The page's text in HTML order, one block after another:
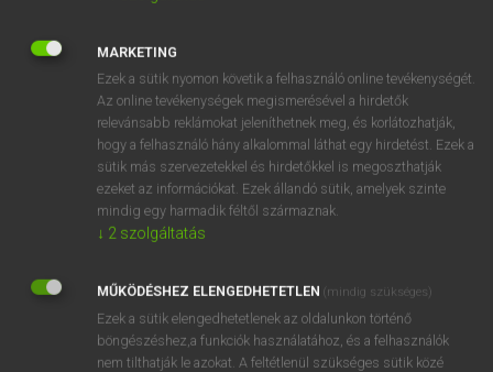
SZOTAR.NET APPLIKÁCIÓ
MICROSOFT OFFICE BŐVÍTMÉNY
BEÉPÜLŐ SZÓTÁRMODUL
ONLINE NYELVVIZSGA
EGYÉNI FELHASZNÁLÓKNAK
TANULÓKNAK
OKTATÁSI INTÉZMÉNYEKNEK
MARKETING
Ezek a sütik nyomon követik a felhasználó online tevékenységét.
Az online tevékenységek megismerésével a hirdetők
relevánsabb reklámokat jeleníthetnek meg, és korlátozhatják,
hogy a felhasználó hány alkalommal láthat egy hirdetést. Ezek a
sütik más szervezetekkel és hirdetőkkel is megoszthatják
ezeket az információkat. Ezek állandó sütik, amelyek szinte
mindig egy harmadik féltől származnak.
↓ 2 szolgáltatás
MŰKÖDÉSHEZ ELENGEDHETETLEN (mindig szükséges)
Ezek a sütik elengedhetetlenek az oldalunkon történő
böngészéshez,a funkciók használatához, és a felhasználók
nem tilthatják le azokat. A feltétlenül szükséges sütik közé